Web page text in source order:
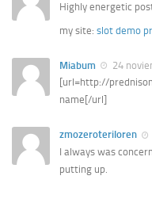
Highly energetic
my site: slot demo
Miabum
24
[url=http://
name[/url]
zmozeroteriloren
I always was
putting up.